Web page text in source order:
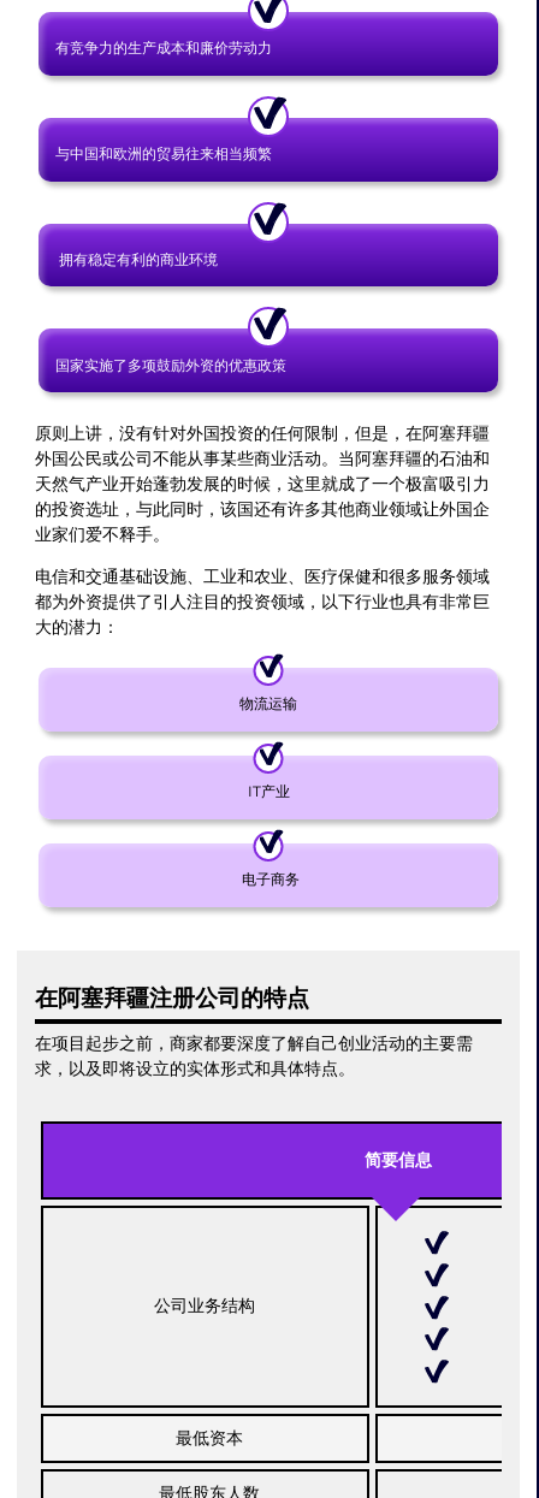
有竞争力的生产成本和廉价劳动力
与中国和欧洲的贸易往来相当频繁
拥有稳定有利的商业环境
国家实施了多项鼓励外资的优惠政策
原则上讲，没有针对外国投资的任何限制，但是，在阿塞拜疆
外国公民或公司不能从事某些商业活动。当阿塞拜疆的石油和
天然气产业开始蓬勃发展的时候，这里就成了一个极富吸引力
的投资选址，与此同时，该国还有许多其他商业领域让外国企
业家们爱不释手。
电信和交通基础设施、工业和农业、医疗保健和很多服务领域
都为外资提供了引人注目的投资领域，以下行业也具有非常巨
大的潜力：
物流运输
IT产业
电子商务
在阿塞拜疆注册公司 的特点
在项目起步之前，商家都要深度了解自己创业活动的主要需
求，以及即将设立的实体形式和具体特点。
简要信息
公司业务结构
最低资本
最低股东人数